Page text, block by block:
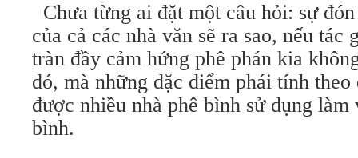
Chưa từng ai đặt một câu hỏi: sự
của cả các nhà văn sẽ ra sao, nếu tác
tràn đầy cảm hứng phê phán kia
đó, mà những đặc điểm phái tính
được nhiều nhà phê bình sử dụng làm
bình.